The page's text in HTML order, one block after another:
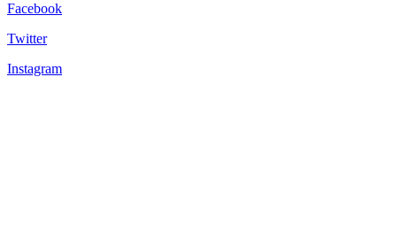
Facebook
Twitter
Instagram